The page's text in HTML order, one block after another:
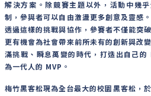
解決方案。除競賽主題以外，活動中幾
制，參與者可以自由激盪更多創意及靈感
透過這樣的挑戰與協作，參賽者不僅能突
更有機會為社會帶來前所未有的創新與改
滿挑戰、瞬息萬變的時代，打造出自己的
為一代人的 MVP。
梅竹黑客松現為全台最大的校園黑客松，